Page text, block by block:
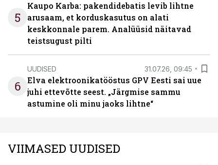
5
Kaupo Karba: pakendidebatis levib lihtne
arusaam, et korduskasutus on alati
keskkonnale parem. Analüüsid näitavad
teistsugust pilti
6
UUDISED 31.07.26, 09:45
Elva elektroonikatööstus GPV Eesti sai uue
juhi ettevõtte seest. „Järgmise sammu
astumine oli minu jaoks lihtne“
VIIMASED UUDISED